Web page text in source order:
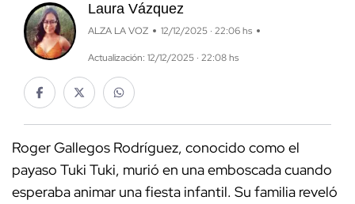
Laura Vázquez
ALZA LA VOZ 12/12/2025 · 22:06 hs
Actualización: 12/12/2025 · 22:08 hs
Roger Gallegos Rodríguez, conocido como el
payaso Tuki Tuki, murió en una emboscada cuando
esperaba animar una fiesta infantil. Su familia reveló